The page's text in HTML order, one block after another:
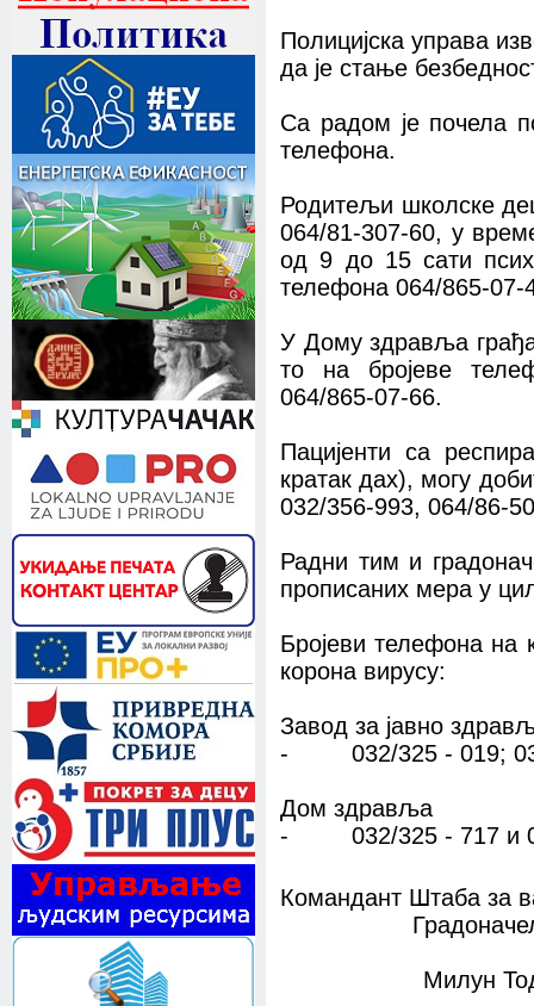
Полицијска управа
да је стање
Са радом је почела
телефона.
Родитељи школске
064/81-307-60, у
од 9 до 15 сати
телефона 064/865-07-
У Дому здравља
то на бројеве
064/865-07-66.
Пацијенти са
кратак дах), могу
032/356-993, 064/86-
Радни тим и
прописаних мера у
Бројеви телефона на
корона вирусу:
Завод за јавно
-
032/325 - 019;
Дом здравља
-
032/325 - 717 и
Командант Штаба за
Милун